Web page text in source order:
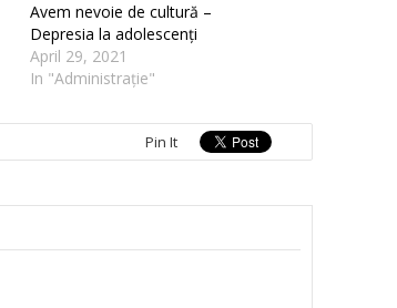
Avem nevoie de cultură –
Depresia la adolescenți
April 29, 2021
In "Administrație"
Pin It